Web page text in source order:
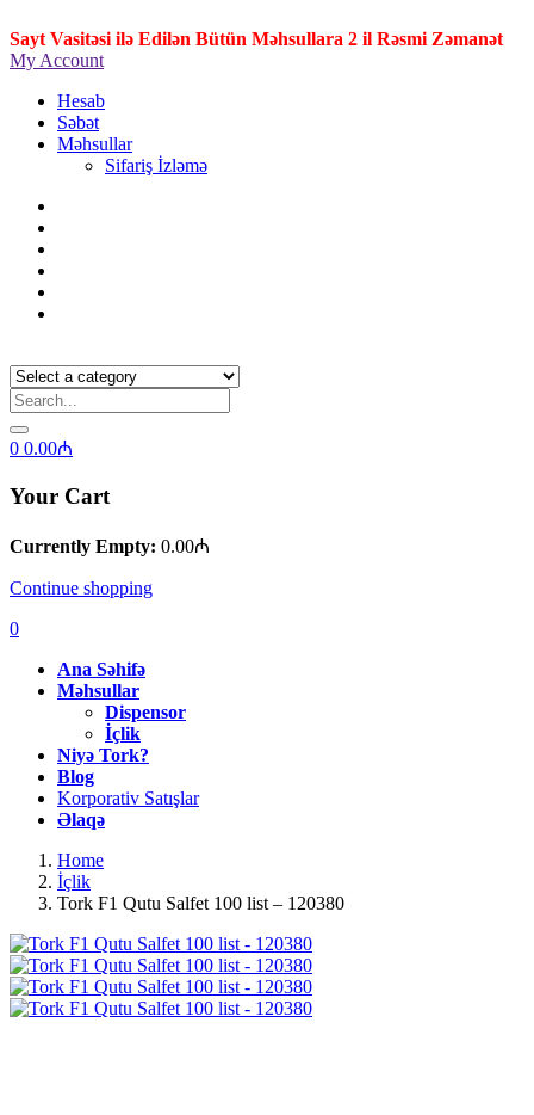
Sayt Vasitəsi ilə Edilən Bütün Məhsullara 2 il Rəsmi Zəmanət
My Account
Hesab
Səbət
Məhsullar
Sifariş İzləmə
0 0.00₼
Your Cart
Currently Empty: 0.00₼
Continue shopping
0
Ana Səhifə
Məhsullar
Dispensor
İçlik
Niyə Tork?
Blog
Korporativ Satışlar
Əlaqə
Home
İçlik
Tork F1 Qutu Salfet 100 list – 120380